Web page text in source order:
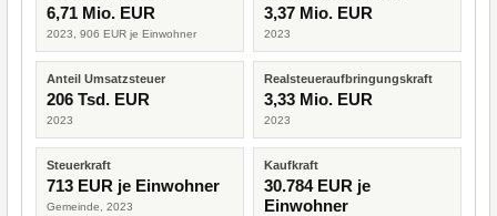
6,71 Mio. EUR
2023, 906 EUR je Einwohner
3,37 Mio. EUR
2023
Anteil Umsatzsteuer
206 Tsd. EUR
2023
Realsteueraufbringungskraft
3,33 Mio. EUR
2023
Steuerkraft
713 EUR je Einwohner
Gemeinde, 2023
Kaufkraft
30.784 EUR je
Einwohner